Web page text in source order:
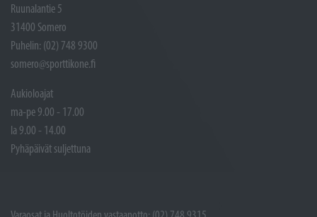
Ruunalantie 5
31400 Somero
Puhelin: (02) 748 9300
somero@sporttikone.fi
Aukioloajat
ma-pe 9.00 - 17.00
la 9.00 - 14.00
Pyhäpäivät suljettuna